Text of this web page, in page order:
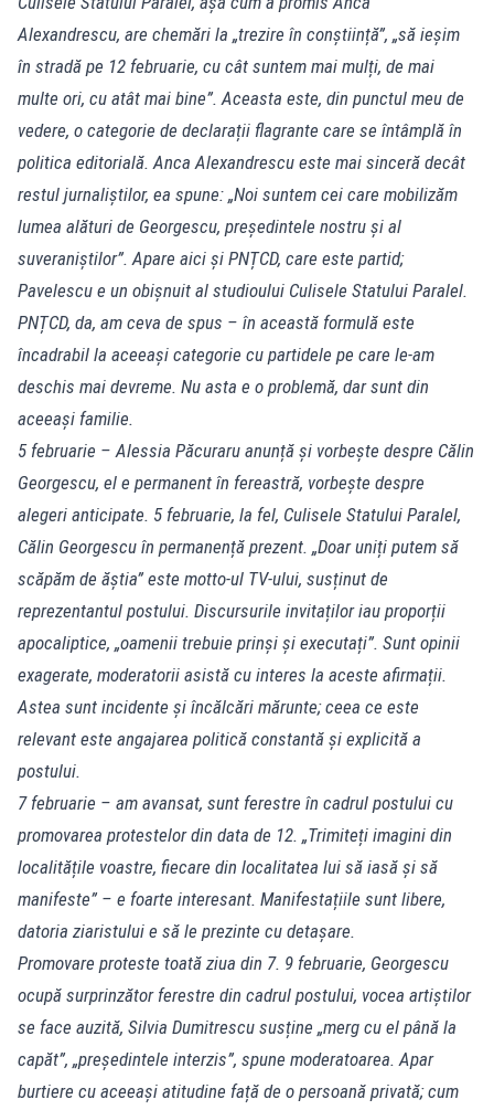
Alexandrescu, are chemări la „trezire în conștiință”, „să ieșim
în stradă pe 12 februarie, cu cât suntem mai mulți, de mai
multe ori, cu atât mai bine”. Aceasta este, din punctul meu de
vedere, o categorie de declarații flagrante care se întâmplă în
politica editorială. Anca Alexandrescu este mai sinceră decât
restul jurnaliștilor, ea spune: „Noi suntem cei care mobilizăm
lumea alături de Georgescu, președintele nostru și al
suveraniștilor”. Apare aici și PNȚCD, care este partid;
Pavelescu e un obișnuit al studioului Culisele Statului Paralel.
PNȚCD, da, am ceva de spus – în această formulă este
încadrabil la aceeași categorie cu partidele pe care le-am
deschis mai devreme. Nu asta e o problemă, dar sunt din
aceeași familie.
5 februarie – Alessia Păcuraru anunță și vorbește despre Călin
Georgescu, el e permanent în fereastră, vorbește despre
alegeri anticipate. 5 februarie, la fel, Culisele Statului Paralel,
Călin Georgescu în permanență prezent. „Doar uniți putem să
scăpăm de ăștia” este motto-ul TV-ului, susținut de
reprezentantul postului. Discursurile invitaților iau proporții
apocaliptice, „oamenii trebuie prinși și executați”. Sunt opinii
exagerate, moderatorii asistă cu interes la aceste afirmații.
Astea sunt incidente și încălcări mărunte; ceea ce este
relevant este angajarea politică constantă și explicită a
postului.
7 februarie – am avansat, sunt ferestre în cadrul postului cu
promovarea protestelor din data de 12. „Trimiteți imagini din
localitățile voastre, fiecare din localitatea lui să iasă și să
manifeste” – e foarte interesant. Manifestațiile sunt libere,
datoria ziaristului e să le prezinte cu detașare.
Promovare proteste toată ziua din 7. 9 februarie, Georgescu
ocupă surprinzător ferestre din cadrul postului, vocea artiștilor
se face auzită, Silvia Dumitrescu susține „merg cu el până la
capăt”, „președintele interzis”, spune moderatoarea. Apar
burtiere cu aceeași atitudine față de o persoană privată; cum